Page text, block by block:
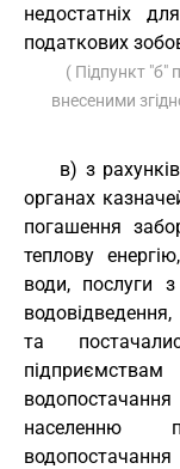
недостатніх
податкових
( Підпункт "б"
внесеними
в) з
органах
погашення
теплову
води, послуги з
та
населенню